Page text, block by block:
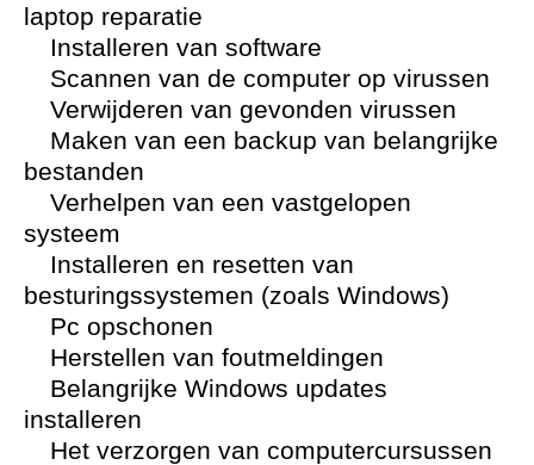
laptop reparatie
Installeren van software
Scannen van de computer op virussen
Verwijderen van gevonden virussen
Maken van een backup van belangrijke
bestanden
Verhelpen van een vastgelopen
systeem
Installeren en resetten van
besturingssystemen (zoals Windows)
Pc opschonen
Herstellen van foutmeldingen
Belangrijke Windows updates
installeren
Het verzorgen van computercursussen